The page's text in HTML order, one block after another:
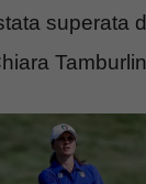
superata